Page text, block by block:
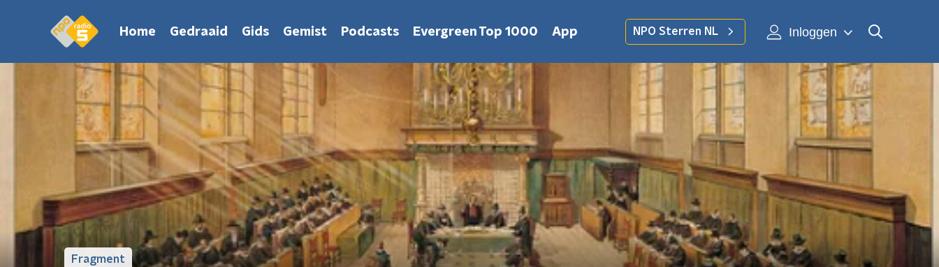
Home Gedraaid Gids Gemist Podcasts Evergreen Top 1000 App NPO Sterren NL Inloggen
Fragment